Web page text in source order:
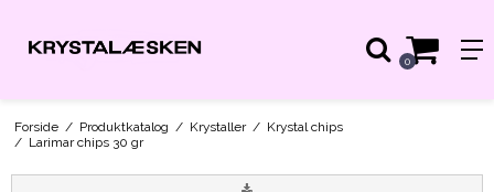
0
Forside / Produktkatalog / Krystaller / Krystal chips
/ Larimar chips 30 gr